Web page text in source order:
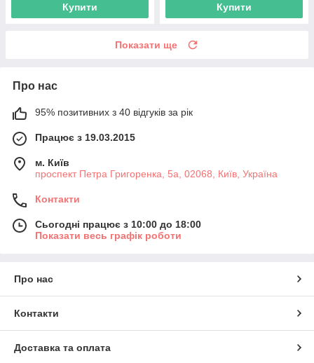
Купити Купити
Показати ще
Про нас
95% позитивних з 40 відгуків за рік
Працює з 19.03.2015
м. Київ
проспект Петра Григоренка, 5а, 02068, Київ, Україна
Контакти
Сьогодні працює з 10:00 до 18:00
Показати весь графік роботи
Про нас
Контакти
Доставка та оплата